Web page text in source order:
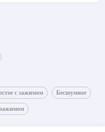
с зажимом Бесшумное